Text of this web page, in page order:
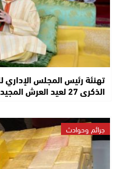
تهنئة رئيس المجلس الإداري
الذكرى 27 لعيد العرش المجيد..
جرائم وحوادث